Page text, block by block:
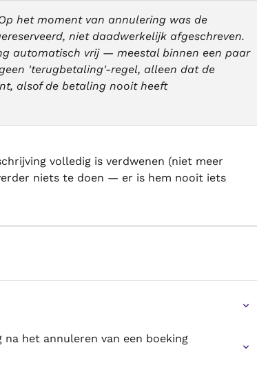
het moment van annulering was de
niet daadwerkelijk afgeschreven.
automatisch vrij — meestal binnen een paar
'terugbetaling'-regel, alleen dat de
alsof de betaling nooit heeft
volledig is verdwenen (niet meer
niets te doen — er is hem nooit iets
het annuleren van een boeking